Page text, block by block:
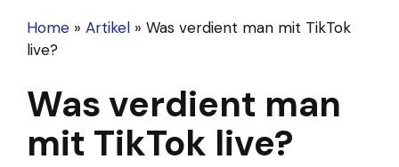
Home » Artikel » Was verdient man mit TikTok
live?
Was verdient man
mit TikTok live?